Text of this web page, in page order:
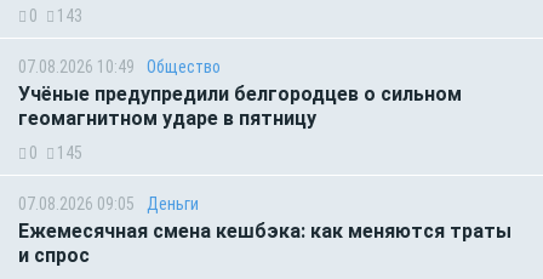
0 143
07.08.2026 10:49 Общество
Учёные предупредили белгородцев о сильном
геомагнитном ударе в пятницу
0 145
07.08.2026 09:05 Деньги
Ежемесячная смена кешбэка: как меняются траты
и спрос